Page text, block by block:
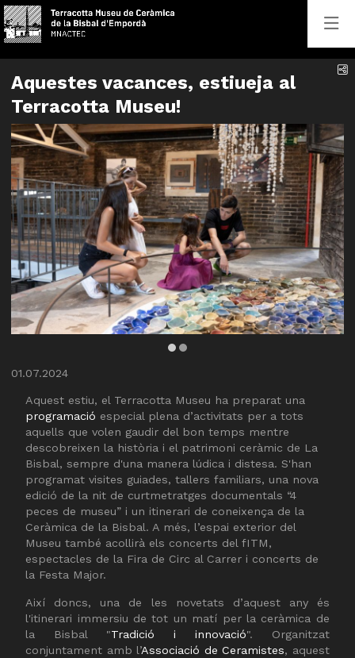
Aquestes vacances, estiueja al
Terracotta Museu!
01.07.2024
Aquest estiu, el Terracotta Museu ha preparat una
programació especial plena d’activitats per a tots
aquells que volen gaudir del bon temps mentre
descobreixen la història i el patrimoni ceràmic de La
Bisbal, sempre d'una manera lúdica i distesa. S'han
programat visites guiades, tallers familiars, una nova
edició de la nit de curtmetratges documentals “4
peces de museu” i un itinerari de coneixença de la
Ceràmica de la Bisbal. A més, l’espai exterior del
Museu també acollirà els concerts del fITM,
espectacles de la Fira de Circ al Carrer i concerts de
la Festa Major.
Així doncs, una de les novetats d’aquest any és
l'itinerari immersiu de tot un matí per la ceràmica de
la Bisbal "Tradició i innovació". Organitzat
conjuntament amb l’Associació de Ceramistes, aquest